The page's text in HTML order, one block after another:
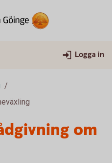
Logga in
om